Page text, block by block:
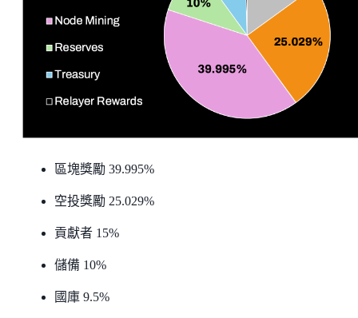
區塊獎勵 39.995%
空投獎勵 25.029%
貢獻者 15%
儲備 10%
國庫 9.5%